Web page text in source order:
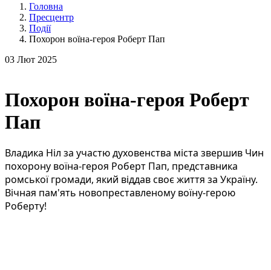
Головна
Пресцентр
Події
Похорон воїна-героя Роберт Пап
03 Лют 2025
Похорон воїна-героя Роберт
Пап
Владика Ніл за участю духовенства міста звершив Чин
похорону воїна-героя Роберт Пап, представника
ромської громади, який віддав своє життя за Україну.
Вічная пам'ять новопреставленому воїну-герою
Роберту!